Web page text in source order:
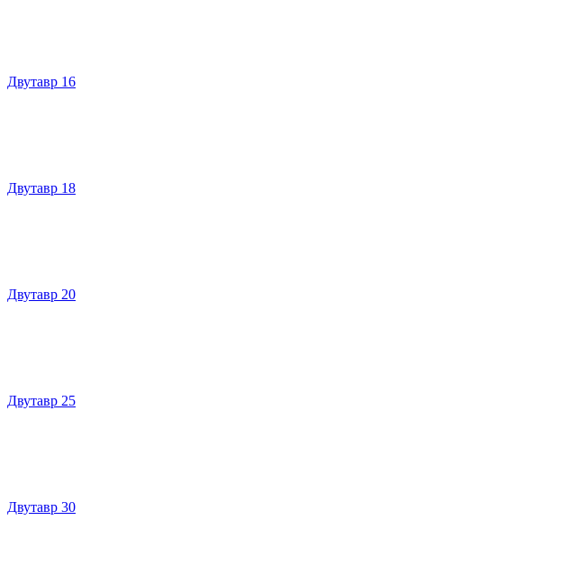
Двутавр 16
Двутавр 18
Двутавр 20
Двутавр 25
Двутавр 30